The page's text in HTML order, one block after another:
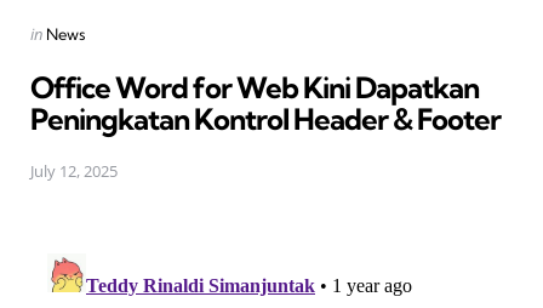
Posted
in News
Office Word for Web Kini Dapatkan
Peningkatan Kontrol Header & Footer
July 12, 2025